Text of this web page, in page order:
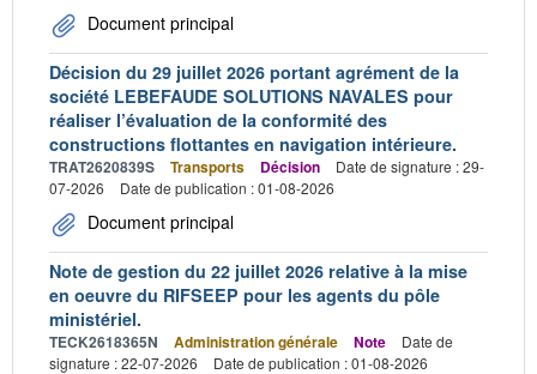
Document principal
Décision du 29 juillet 2026 portant agrément de la
société LEBEFAUDE SOLUTIONS NAVALES pour
réaliser l’évaluation de la conformité des
constructions flottantes en navigation intérieure.
TRAT2620839S Transports Décision
Date de signature : 29-
07-2026
Date de publication : 01-08-2026
Document principal
Note de gestion du 22 juillet 2026 relative à la mise
en oeuvre du RIFSEEP pour les agents du pôle
ministériel.
TECK2618365N Administration générale Note
Date de
signature : 22-07-2026
Date de publication : 01-08-2026